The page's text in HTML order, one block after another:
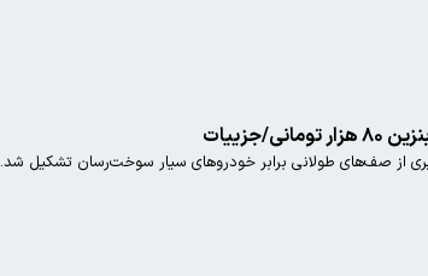
از صف‌های طولانی برابر خودروهای سیار سوخت‌رسان تشکیل شد.